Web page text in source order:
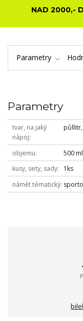
NAD 2000,-
Parametry
Parametry
tvar, na jaký
nápoj
půllitr,
objemu
500 ml
kusy, sety, sady
1ks
námět tématický